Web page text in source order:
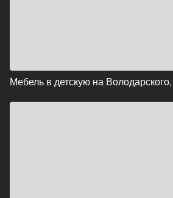
Мебель в детскую на